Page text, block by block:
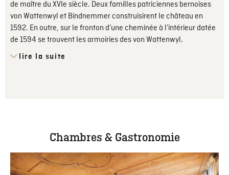
de maître du XVIe siècle. Deux familles patriciennes bernoises
von Wattenwyl et Bindnemmer construisirent le château en
1592. En outre, sur le fronton d’une cheminée à l’intérieur datée
de 1594 se trouvent les armoiries des von Wattenwyl.
lire la suite
Chambres & Gastronomie